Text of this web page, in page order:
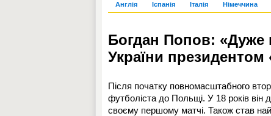
Англія Іспанія Італія Німеччина
Богдан Попов: «Дуже
України президентом
Після початку повномасштабного
футболіста до Польщі. У 18 років він
своєму першому матчі. Також став